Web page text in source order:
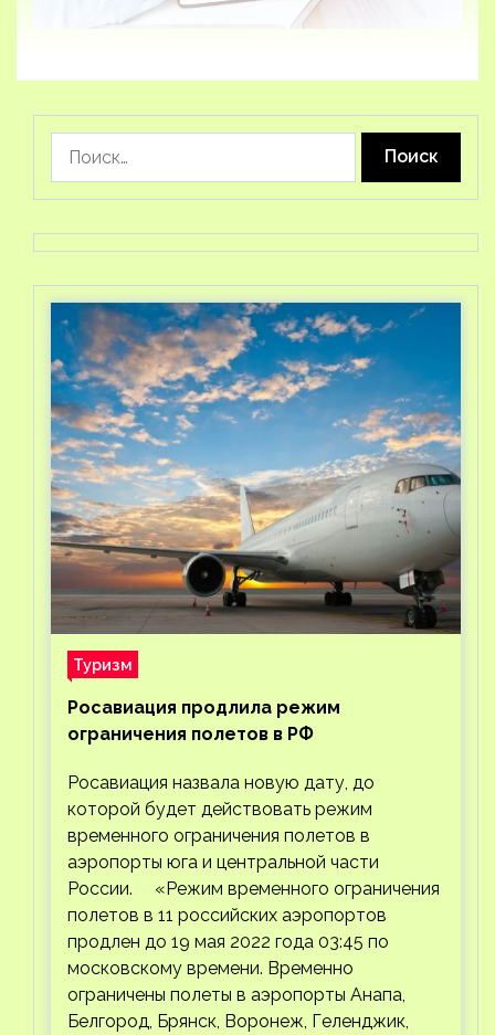
Туризм
Росавиация продлила режим
ограничения полетов в РФ
Росавиация назвала новую дату, до
которой будет действовать режим
временного ограничения полетов в
аэропорты юга и центральной части
России. «Режим временного ограничения
полетов в 11 российских аэропортов
продлен до 19 мая 2022 года 03:45 по
московскому времени. Временно
ограничены полеты в аэропорты Анапа,
Белгород, Брянск, Воронеж, Геленджик,